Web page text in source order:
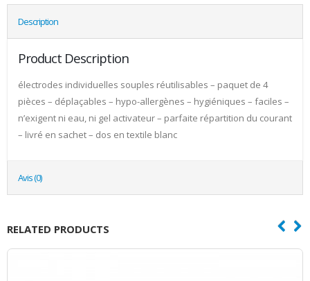
Description
Product Description
électrodes individuelles souples réutilisables – paquet de 4
pièces – déplaçables – hypo-allergènes – hygiéniques – faciles –
n’exigent ni eau, ni gel activateur – parfaite répartition du courant
– livré en sachet – dos en textile blanc
Avis (0)
RELATED PRODUCTS